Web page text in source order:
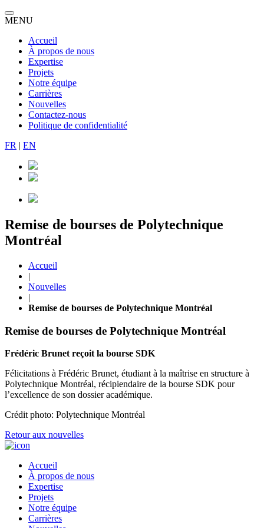
MENU
Accueil
À propos de nous
Expertise
Projets
Notre équipe
Carrières
Nouvelles
Contactez-nous
Politique de confidentialité
FR | EN
Remise de bourses de Polytechnique
Montréal
Accueil
|
Nouvelles
|
Remise de bourses de Polytechnique Montréal
Remise de bourses de Polytechnique Montréal
Frédéric Brunet reçoit la bourse SDK
Félicitations à Frédéric Brunet, étudiant à la maîtrise en structure à
Polytechnique Montréal, récipiendaire de la bourse SDK pour
l’excellence de son dossier académique.
Crédit photo: Polytechnique Montréal
Retour aux nouvelles
Accueil
À propos de nous
Expertise
Projets
Notre équipe
Carrières